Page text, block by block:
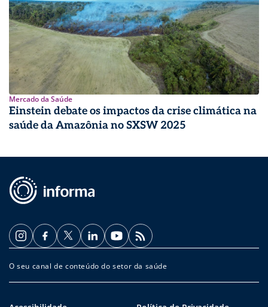
Mercado da Saúde
Einstein debate os impactos da crise climática na
saúde da Amazônia no SXSW 2025
O seu canal de conteúdo do setor da saúde